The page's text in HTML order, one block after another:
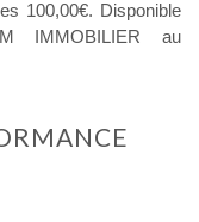
100,00€. Disponible
IMMOBILIER au